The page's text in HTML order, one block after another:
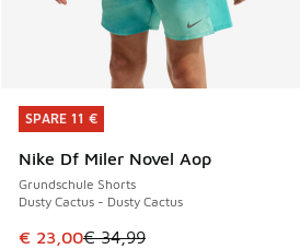
SPARE 11 €
Nike Df Miler Novel Aop
Grundschule Shorts
Dusty Cactus - Dusty Cactus
Dieser Artikel ist im Sale. Der
€ 23,00€ 34,99
SPARE 11 €